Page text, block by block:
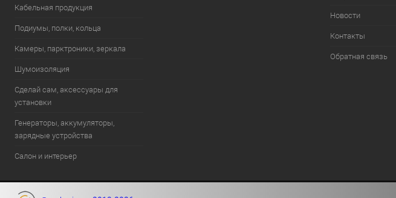
Кабельная продукция
Подиумы, полки, кольца
Камеры, парктроники, зеркала
Шумоизоляция
Сделай сам, аксессуары для
установки
Генераторы, аккумуляторы,
зарядные устройства
Салон и интерьер
Новости
Контакты
Обратная связь